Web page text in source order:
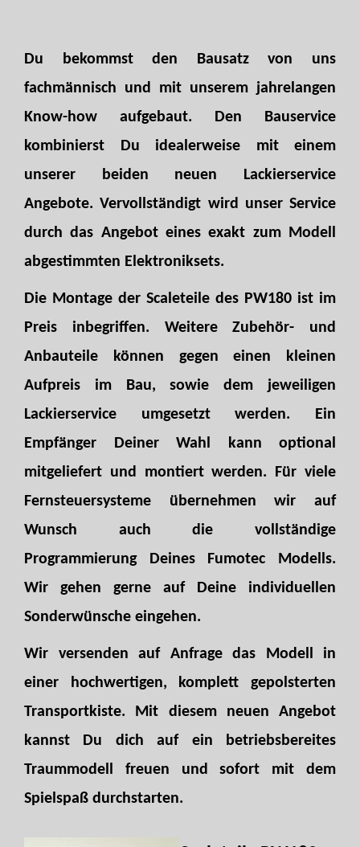
Du bekommst den Bausatz von uns
fachmännisch und mit unserem jahrelangen
Know-how aufgebaut. Den Bauservice
kombinierst Du idealerweise mit einem
unserer beiden neuen Lackierservice
Angebote. Vervollständigt wird unser Service
durch das Angebot eines exakt zum Modell
abgestimmten Elektroniksets.
Die Montage der Scaleteile des PW180 ist im
Preis inbegriffen. Weitere Zubehör- und
Anbauteile können gegen einen kleinen
Aufpreis im Bau, sowie dem jeweiligen
Lackierservice umgesetzt werden. Ein
Empfänger Deiner Wahl kann optional
mitgeliefert und montiert werden. Für viele
Fernsteuersysteme übernehmen wir auf
Wunsch auch die vollständige
Programmierung Deines Fumotec Modells.
Wir gehen gerne auf Deine individuellen
Sonderwünsche eingehen.
Wir versenden auf Anfrage das Modell in
einer hochwertigen, komplett gepolsterten
Transportkiste. Mit diesem neuen Angebot
kannst Du dich auf ein betriebsbereites
Traummodell freuen und sofort mit dem
Spielspaß durchstarten.